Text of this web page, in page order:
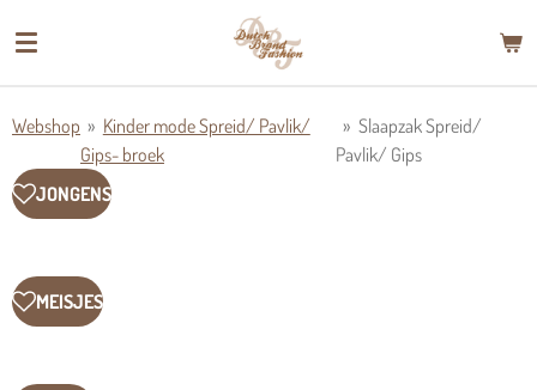
direct
hoofdinhoud
Webshop » Kinder mode Spreid/ Pavlik/
Gips- broek
» Slaapzak Spreid/
Pavlik/ Gips
JONGENS
MEISJES